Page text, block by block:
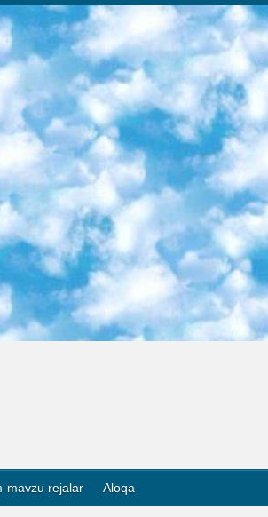
школа для глухих и слабослышащих детей. и экзамены в интернатах и быть реализован в виде письменного теста по математике. 11. Специальность для умственно отсталых детей. Для 9 класса Родной язык и литературное письмо Государственный язык (язык обучения – узбекский). для неклассов) написано Математическое письмо Письменная/устная история Узбекистана Физическое воспитание практично Итоговый контроль Для 11 класса Написание родного языка и литературы (эссе) Математическое письмо Узбекский язык (обучение на узбекском языке) не посещающее общее среднее образование для учреждений)/Образовательное учреждение выбор письменный и устный Иностранный язык письменный/устный Письменная/устная история Узбекистана *По выбору студента:  Химия  Физика  Основы государственного права  География 10 бесплатных образовательных ресурсов - Мы составили подборку онлайн-проектов с интерактивными упражнениями, видеолекциями и статьями. Они помогут вам обрести новые и освежить старые знания бесплатно. 1. «ИНТУИТ» Старейшая образовательная площадка Рунета. Здесь вы найдёте сотни текстовых и видеокурсов на десятки различных тем — от программирования до психологии. Многие курсы подготовлены российскими университетами и крупными международными компаниями вроде Intel и Microsoft. Самостоятельное обучение бесплатное, но желающие могут оплатить услуги персональных наставников. 2. «Смартия» знакомит с актуальными профессиями и подсказывает, как им обучаться. Выбрав заинтересовавшую вас специальность — SMM-специалист, фотограф, веб-дизайнер или другую, — увидите список необходимых для неё умений. Чтобы вы могли освоить их самостоятельно, для каждого умения площадка отображает подборку ссылок на учебные материалы. Хотя «Смартия» ориентируется на русскоязычную аудиторию, часть контента всё же доступна только на английском. 3. «Лекторий Физтеха» Проект Московского физико-технического института (Физтеха). С его помощью вы можете смотреть онлайн серии лекций, записанные на видео в этом вузе. В числе доступных предметов — физика, биология, химия, информационные технологии и другие. К некоторым лекциям администрация ресурса прилагает готовые конспекты, которые можно скачивать в PDF-формате. 4. ITMOcourses Онлайн-площадка Санкт-Петербургского национального исследовательского университета информационных технологий, механики и оптики (ИТМО). Ресурс предоставляет свободный доступ к курсам, разработанным в этом вузе. Каталог материалов разбит на четыре категории: «Оптические системы и технологии», «Приборостроение и робототехника», «Информационные технологии» и «Биотехнологии». Курсы состоят из видеолекций, интерактивных демонстраций и заданий. 5. «КиберЛенинка» Электронная научная библиотека открытого доступа. Каталог площадки регулярно обрастает текстами статей из различных научных изданий. Сгруппированные по журналам и рубрикам публикации можно читать онлайн или скачивать целиком в PDF-формате. Проект нацелен на популяризацию науки за счёт
mavzu rejalar Aloqa